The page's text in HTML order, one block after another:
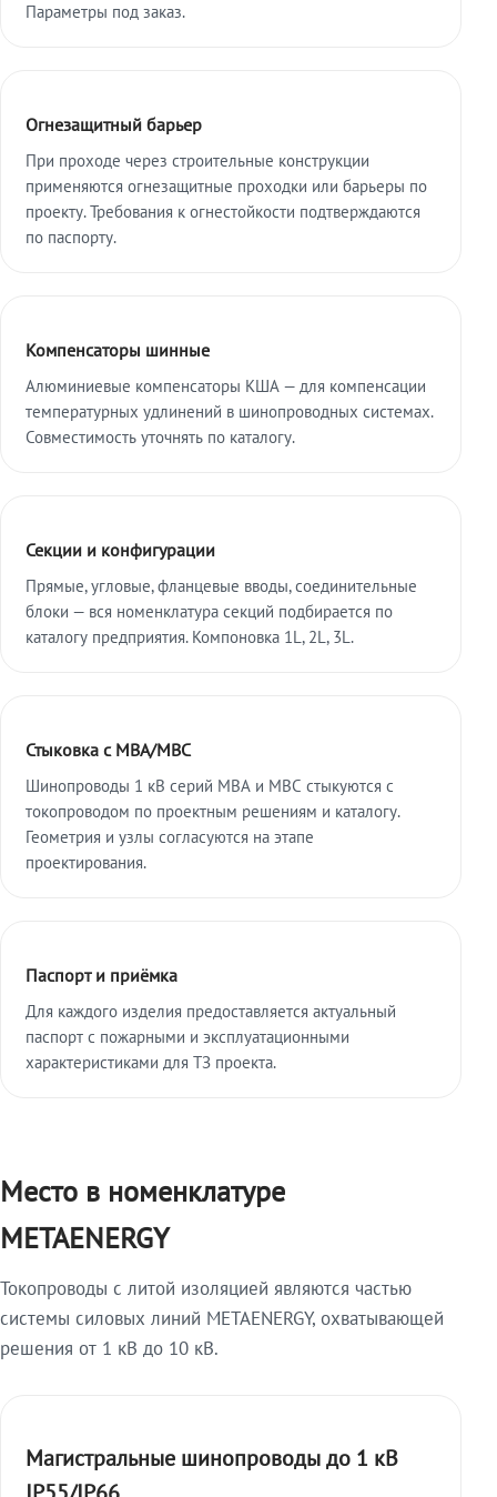
Параметры под заказ.
Огнезащитный барьер
При проходе через строительные конструкции
применяются огнезащитные проходки или барьеры по
проекту. Требования к огнестойкости подтверждаются
по паспорту.
Компенсаторы шинные
Алюминиевые компенсаторы КША — для компенсации
температурных удлинений в шинопроводных системах.
Совместимость уточнять по каталогу.
Секции и конфигурации
Прямые, угловые, фланцевые вводы, соединительные
блоки — вся номенклатура секций подбирается по
каталогу предприятия. Компоновка 1L, 2L, 3L.
Стыковка с МВА/МВС
Шинопроводы 1 кВ серий МВА и МВС стыкуются с
токопроводом по проектным решениям и каталогу.
Геометрия и узлы согласуются на этапе
проектирования.
Паспорт и приёмка
Для каждого изделия предоставляется актуальный
паспорт с пожарными и эксплуатационными
характеристиками для ТЗ проекта.
Место в номенклатуре
METAENERGY
Токопроводы с литой изоляцией являются частью
системы силовых линий METAENERGY, охватывающей
решения от 1 кВ до 10 кВ.
Магистральные шинопроводы до 1 кВ